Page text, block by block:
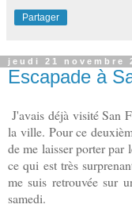
Partager
jeudi 21 novembre
Escapade à
J'avais déjà visité San
la ville. Pour ce
de me laisser porter par
ce qui est très
me suis retrouvée sur
samedi.